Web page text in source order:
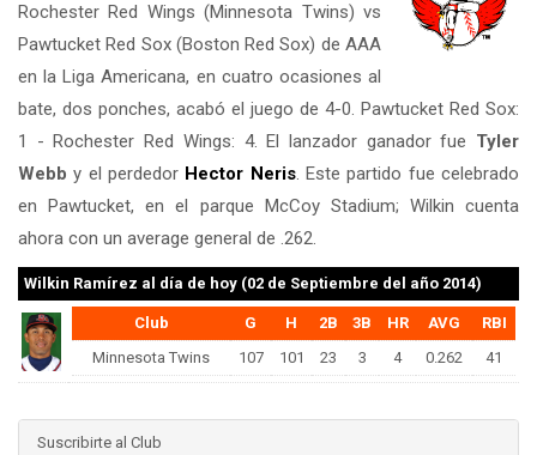
Rochester Red Wings (Minnesota Twins) vs
Pawtucket Red Sox (Boston Red Sox) de AAA
en la Liga Americana, en cuatro ocasiones al
bate, dos ponches, acabó el juego de 4-0. Pawtucket Red Sox:
1 - Rochester Red Wings: 4. El lanzador ganador fue Tyler
Webb y el perdedor Hector Neris. Este partido fue celebrado
en Pawtucket, en el parque McCoy Stadium; Wilkin cuenta
ahora con un average general de .262.
Wilkin Ramírez al día de hoy (02 de Septiembre del año 2014)
Club G H 2B 3B HR AVG
RBI
Minnesota Twins
107 101 23 3 4 0.262 41
Suscribirte al Club